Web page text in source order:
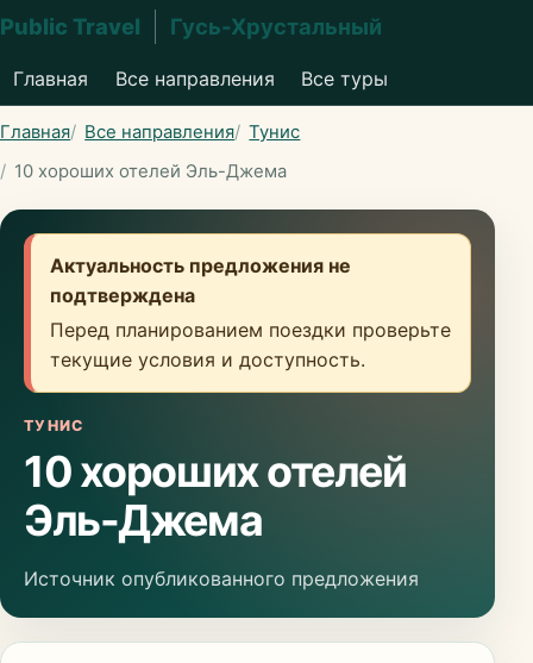
Public Travel Гусь-Хрустальный
Главная Все направления Все туры
Главная Все направления
Тунис
10 хороших отелей Эль-Джема
Актуальность предложения не
подтверждена
Перед планированием поездки проверьте
текущие условия и доступность.
ТУНИС
10 хороших отелей
Эль-Джема
Источник опубликованного предложения